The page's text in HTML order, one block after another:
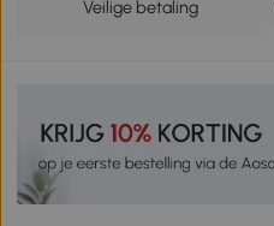
Veilige betaling